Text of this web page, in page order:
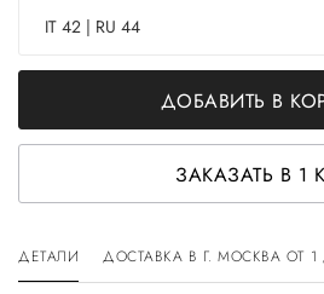
IT 42 | RU 44
ДОБАВИТЬ В
ЗАКАЗАТЬ В 1
ДЕТАЛИ ДОСТАВКА В Г. МОСКВА ОТ 1